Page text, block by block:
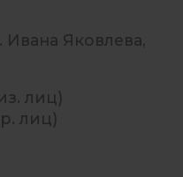
Яковлева,
лиц)
лиц)